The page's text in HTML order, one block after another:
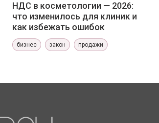
НДС в косметологии — 2026:
что изменилось для клиник и
как избежать ошибок
бизнес закон продажи